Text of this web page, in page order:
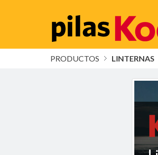
PRODUCTOS LINTERNAS